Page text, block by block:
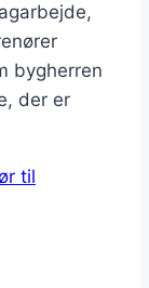
bygherren
der er
til